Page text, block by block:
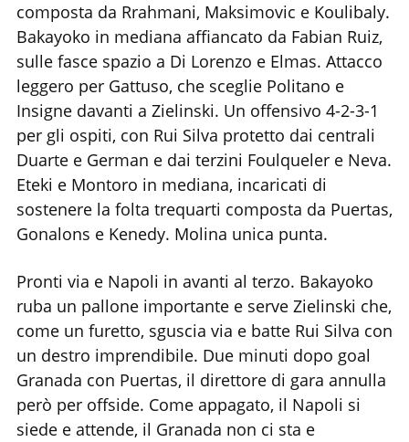
composta da Rrahmani, Maksimovic e Koulibaly.
Bakayoko in mediana affiancato da Fabian Ruiz,
sulle fasce spazio a Di Lorenzo e Elmas. Attacco
leggero per Gattuso, che sceglie Politano e
Insigne davanti a Zielinski. Un offensivo 4-2-3-1
per gli ospiti, con Rui Silva protetto dai centrali
Duarte e German e dai terzini Foulqueler e Neva.
Eteki e Montoro in mediana, incaricati di
sostenere la folta trequarti composta da Puertas,
Gonalons e Kenedy. Molina unica punta.
Pronti via e Napoli in avanti al terzo. Bakayoko
ruba un pallone importante e serve Zielinski che,
come un furetto, sguscia via e batte Rui Silva con
un destro imprendibile. Due minuti dopo goal
Granada con Puertas, il direttore di gara annulla
però per offside. Come appagato, il Napoli si
siede e attende, il Granada non ci sta e